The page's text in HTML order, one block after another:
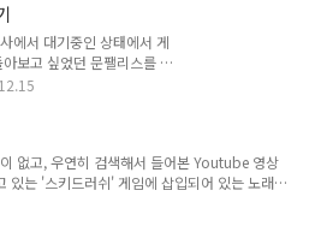
에서 대기중인 상태에서 게
보고 싶었던 문팰리스를 돌
라서 돌아보는데도 한참 걸
번에는 디자인에서 전혀 꿀
습니다. 문팰리스는 제주도
는데, 그래서 그런가 그림과
습니다. 이름은 Air 요트. 바
현해서 그렇게 이름을 지
없고, 우연히 검색해서 들어본 Youtube 영상
있는 '스키드러쉬' 게임에 삽입되어 있는 노래와
노래가 페퍼톤스가 작사, 작곡한 노래인데... 게